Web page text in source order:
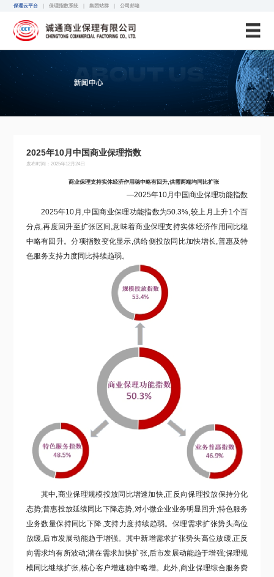
诚通保理
保理云平台 保理指数系统 集团站群 公司邮箱
2025年10月中国商业保理指数
发布时间：2025年12月24日
商业保理支持实体经济作用稳中略有回升,供需两端均同比扩张
—2025年10月中国商业保理功能指数
2025年10月,中国商业保理功能指数为50.3%,较上月上升1个百
分点,再度回升至扩张区间,意味着商业保理支持实体经济作用同比稳
中略有回升。分项指数变化显示,供给侧投放同比加快增长,普惠及特
色服务支持力度同比持续趋弱。
其中,商业保理规模投放同比增速加快,正反向保理投放保持分化
态势;普惠投放延续同比下降态势,对小微企业业务明显回升;特色服务
业务数量保持同比下降,支持力度持续趋弱。 保理需求扩张势头高位
放缓,后市发展动能趋于增强。 其中新增需求扩张势头高位放缓,正反
向需求均有所波动;潜在需求加快扩张,后市发展动能趋于增强;保理规
模同比继续扩张,核心客户增速稳中略增。 此外,商业保理综合服务费